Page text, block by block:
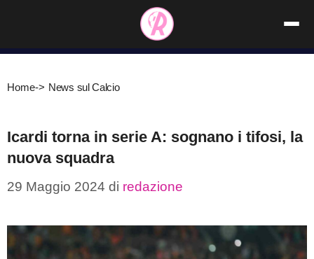
contenuto
Home-> News sul Calcio
Icardi torna in serie A: sognano i tifosi, la
nuova squadra
29 Maggio 2024 di redazione